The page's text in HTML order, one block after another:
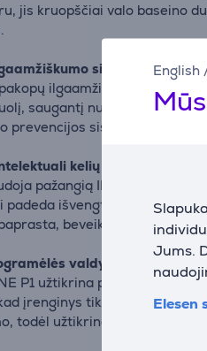
English
Jums.
Elesen
jis kruopščiai valo baseino
sistema –
ilgaamžiškumo
saugantį nuo cheminių
prevencijos sistema
kelių optimizacija –
pažangią IMU pagrindu
padeda išvengti atsitiktinių
beveik autonominė
valdymas – be
P1 užtikrina patogią ir
įrenginys tiksliai valytų
todėl užtikrina didesnį